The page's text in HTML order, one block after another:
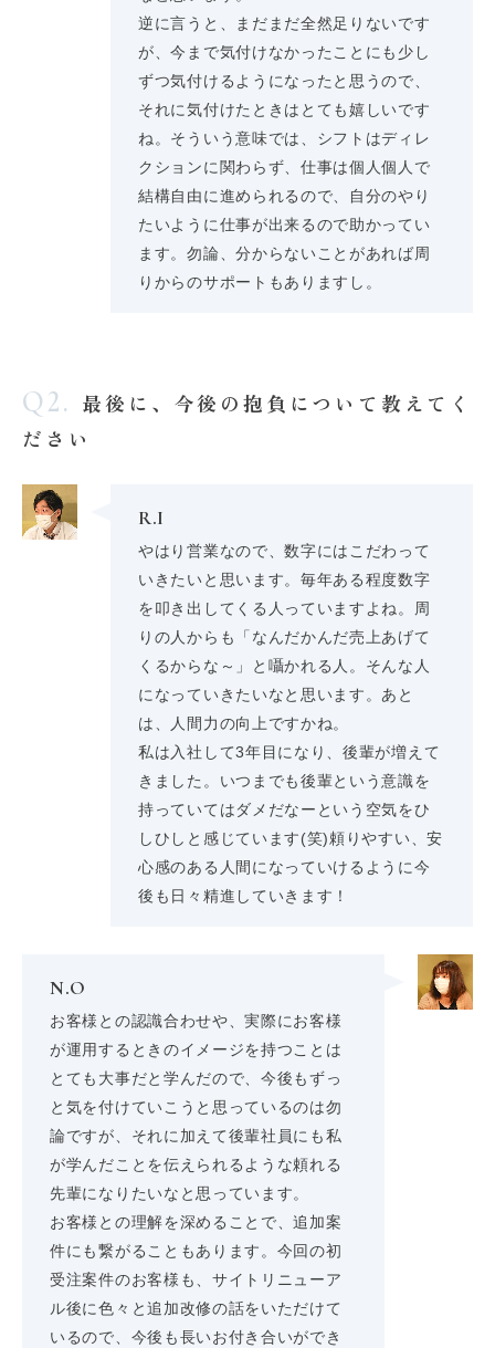
逆に言うと、まだまだ全然足りないです
が、今まで気付けなかったことにも少し
ずつ気付けるようになったと思うので、
それに気付けたときはとても嬉しいです
ね。そういう意味では、シフトはディレ
クションに関わらず、仕事は個人個人で
結構自由に進められるので、自分のやり
たいように仕事が出来るので助かってい
ます。勿論、分からないことがあれば周
りからのサポートもありますし。
Q2. 最後に、今後の抱負について教えてく
ださい
R.I
やはり営業なので、数字にはこだわって
いきたいと思います。毎年ある程度数字
を叩き出してくる人っていますよね。周
りの人からも「なんだかんだ売上あげて
くるからな～」と囁かれる人。そんな人
になっていきたいなと思います。あと
は、人間力の向上ですかね。
私は入社して3年目になり、後輩が増えて
きました。いつまでも後輩という意識を
持っていてはダメだなーという空気をひ
しひしと感じています(笑)頼りやすい、安
心感のある人間になっていけるように今
後も日々精進していきます！
N.O
お客様との認識合わせや、実際にお客様
が運用するときのイメージを持つことは
とても大事だと学んだので、今後もずっ
と気を付けていこうと思っているのは勿
論ですが、それに加えて後輩社員にも私
が学んだことを伝えられるような頼れる
先輩になりたいなと思っています。
お客様との理解を深めることで、追加案
件にも繋がることもあります。今回の初
受注案件のお客様も、サイトリニューア
ル後に色々と追加改修の話をいただけて
いるので、今後も長いお付き合いができ